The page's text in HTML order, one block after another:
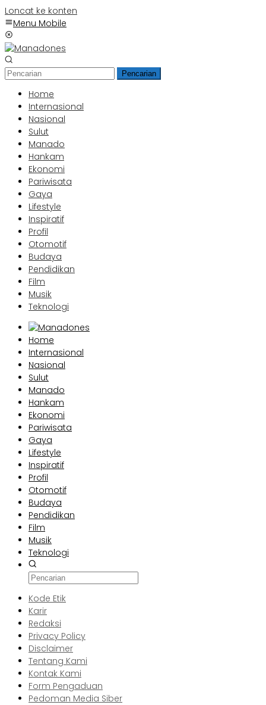
Loncat ke konten
Menu Mobile
Pencarian
Home
Internasional
Nasional
Sulut
Manado
Hankam
Ekonomi
Pariwisata
Gaya
Lifestyle
Inspiratif
Profil
Otomotif
Budaya
Pendidikan
Film
Musik
Teknologi
Home
Internasional
Nasional
Sulut
Manado
Hankam
Ekonomi
Pariwisata
Gaya
Lifestyle
Inspiratif
Profil
Otomotif
Budaya
Pendidikan
Film
Musik
Teknologi
Kode Etik
Karir
Redaksi
Privacy Policy
Disclaimer
Tentang Kami
Kontak Kami
Form Pengaduan
Pedoman Media Siber